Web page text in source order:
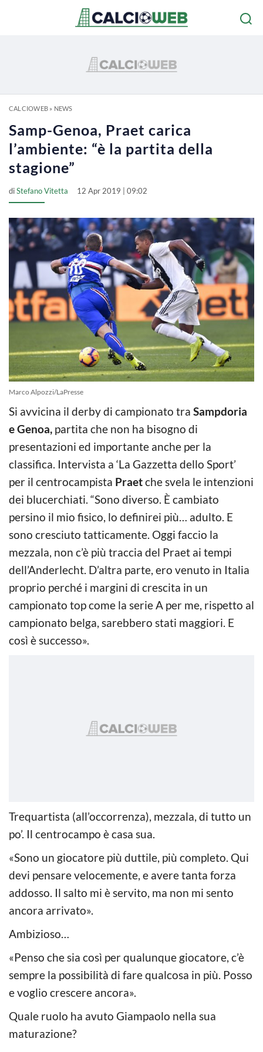
CALCIOWEB» NEWS
Samp-Genoa, Praet carica
l’ambiente: “è la partita della
stagione”
diStefano Vitetta 12 Apr 2019 | 09:02
Marco Alpozzi/LaPresse
Si avvicina il derby di campionato tra Sampdoria
e Genoa, partita che non ha bisogno di
presentazioni ed importante anche per la
classifica. Intervista a ‘La Gazzetta dello Sport’
per il centrocampista Praetche svela le intenzioni
dei blucerchiati. “Sono diverso. È cambiato
persino il mio fisico, lo definirei più… adulto. E
sono cresciuto tatticamente. Oggi faccio la
mezzala, non c’è più traccia del Praet ai tempi
dell’Anderlecht. D’altra parte, ero venuto in Italia
proprio perché i margini di crescita in un
campionato top come la serie A per me, rispetto al
campionato belga, sarebbero stati maggiori. E
così è successo».
Trequartista (all’occorrenza), mezzala, di tutto un
po’. Il centrocampo è casa sua.
«Sono un giocatore più duttile, più completo. Qui
devi pensare velocemente, e avere tanta forza
addosso. Il salto mi è servito, ma non mi sento
ancora arrivato».
Ambizioso…
«Penso che sia così per qualunque giocatore, c’è
sempre la possibilità di fare qualcosa in più. Posso
e voglio crescere ancora».
Quale ruolo ha avuto Giampaolo nella sua
maturazione?